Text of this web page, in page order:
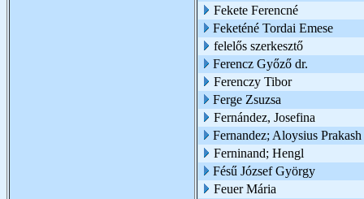
Fekete Ferencné
Feketéné Tordai Emese
felelős szerkesztő
Ferencz Győző dr.
Ferenczy Tibor
Ferge Zsuzsa
Fernández, Josefina
Fernandez; Aloysius Prakash
Ferninand; Hengl
Fésű József György
Feuer Mária